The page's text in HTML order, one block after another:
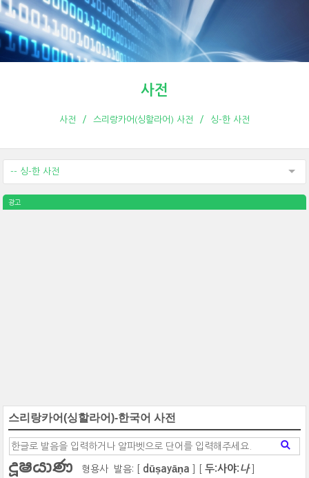
사전
사전 스리랑카어(싱할라어) 사전 싱-한 사전
-- 싱-한 사전
광고
스리랑카어(싱할라어)-한국어 사전
දූෂයාණ 형용사 발음: [ dūṣayāṇa ] [두:사야: 나]